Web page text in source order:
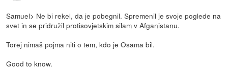
Samuel> Ne bi rekel, da je pobegnil. Spremenil je svoje poglede na
svet in se pridružil protisovjetskim silam v Afganistanu.
Torej nimaš pojma niti o tem, kdo je Osama bil.
Good to know.